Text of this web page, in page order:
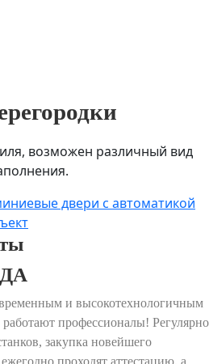
возможен различный вид
двери с автоматикой
и высокотехнологичным
профессионалы! Регулярно
закупка новейшего